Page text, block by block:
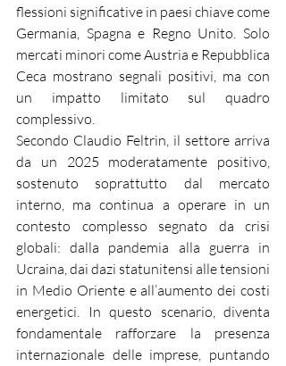
flessioni significative in paesi chiave come
Germania, Spagna e Regno Unito. Solo
mercati minori come Austria e Repubblica
Ceca mostrano segnali positivi, ma con
un impatto limitato sul quadro
complessivo.
Secondo Claudio Feltrin, il settore arriva
da un 2025 moderatamente positivo,
sostenuto soprattutto dal mercato
interno, ma continua a operare in un
contesto complesso segnato da crisi
globali: dalla pandemia alla guerra in
Ucraina, dai dazi statunitensi alle tensioni
in Medio Oriente e all’aumento dei costi
energetici. In questo scenario, diventa
fondamentale rafforzare la presenza
internazionale delle imprese, puntando